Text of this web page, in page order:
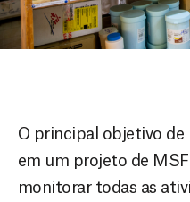
O principal objetivo de
em um projeto de
monitorar todas as